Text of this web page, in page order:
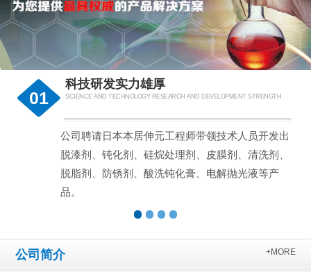
01
科技研发实力雄厚
SCIENCE AND TECHNOLOGY RESEARCH AND DEVELOPMENT STRENGTH
公司聘请日本本居伸元工程师带领技术人员开发出
脱漆剂、钝化剂、硅烷处理剂、皮膜剂、清洗剂、
脱脂剂、防锈剂、酸洗钝化膏、电解抛光液等产
品。
公司简介 +MORE